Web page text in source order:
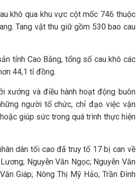
khô qua khu vực cột mốc 746 thuộc
Tang vật thu giữ gồm 530 bao cau
tỉnh Cao Bằng, tổng số cau khô các
44,1 tỉ đồng.
xướng và điều hành hoạt động buôn
người tổ chức, chỉ đạo việc vận
giúp sức trong quá trình thực hiện
dân tối cao đã truy tố 17 bị can về
Nguyễn Văn Ngọc; Nguyễn Văn
Giáp; Nông Thị Mỹ Hảo; Trần Đình